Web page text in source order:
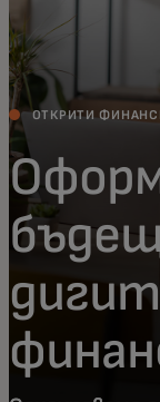
Новини
ОТКРИТИ